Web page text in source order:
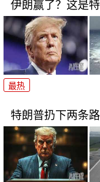
伊朗赢了？这是
最热
特朗普扔下两条